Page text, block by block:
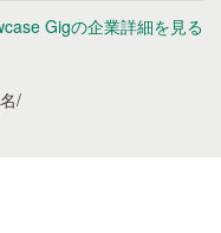
Gigの企業詳細を見る
/